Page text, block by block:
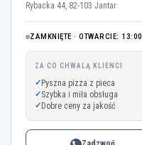
Rybacka 44, 82-103 Jantar
ZAMKNIĘTE · OTWARCIE: 13:00
ZA CO CHWALĄ KLIENCI
Pyszna pizza z pieca
Szybka i miła obsługa
Dobre ceny za jakość